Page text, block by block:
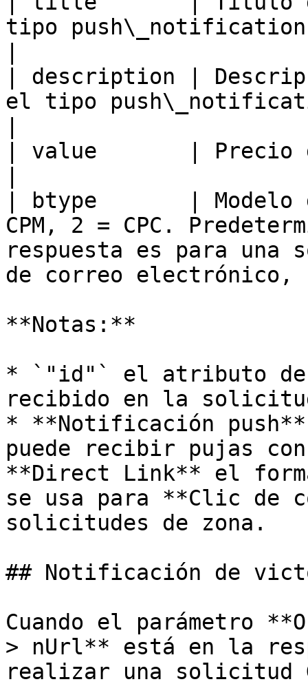
tipo
| description |
el tipo
| value       | Precio
| btype       | Modelo
CPM, 2 = CPC.
respuesta es para
de correo electrónico,
**Notas:**
* `"id"` el atributo
recibido en la
* **Notificación
puede recibir pujas
**Direct Link** el
se usa para **Clic de
solicitudes de zona.
## Notificación de
Cuando el parámetro
> nUrl** está en la
realizar una solicitud